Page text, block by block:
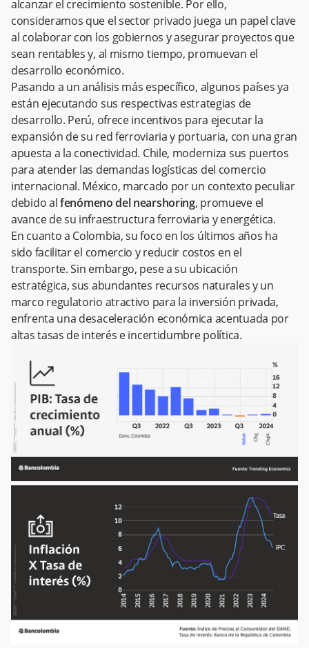
alcanzar el crecimiento sostenible. Por ello,
consideramos que el sector privado juega un papel clave
al colaborar con los gobiernos y asegurar proyectos que
sean rentables y, al mismo tiempo, promuevan el
desarrollo económico.
Pasando a un análisis más específico, algunos países ya
están ejecutando sus respectivas estrategias de
desarrollo. Perú, ofrece incentivos para ejecutar la
expansión de su red ferroviaria y portuaria, con una gran
apuesta a la conectividad. Chile, moderniza sus puertos
para atender las demandas logísticas del comercio
internacional. México, marcado por un contexto peculiar
debido alfenómeno del nearshoring, promueve el
avance de su infraestructura ferroviaria y energética.
En cuanto a Colombia, su foco en los últimos años ha
sido facilitar el comercio y reducir costos en el
transporte. Sin embargo, pese a su ubicación
estratégica, sus abundantes recursos naturales y un
marco regulatorio atractivo para la inversión privada,
enfrenta una desaceleración económica acentuada por
altas tasas de interés e incertidumbre política.